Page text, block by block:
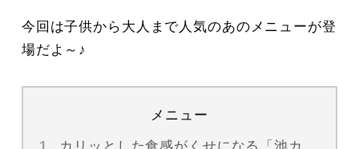
今回は子供から大人まで人気のあのメニューが登
場だよ～♪
メニュー
カリッとした食感がくせになる「池カ